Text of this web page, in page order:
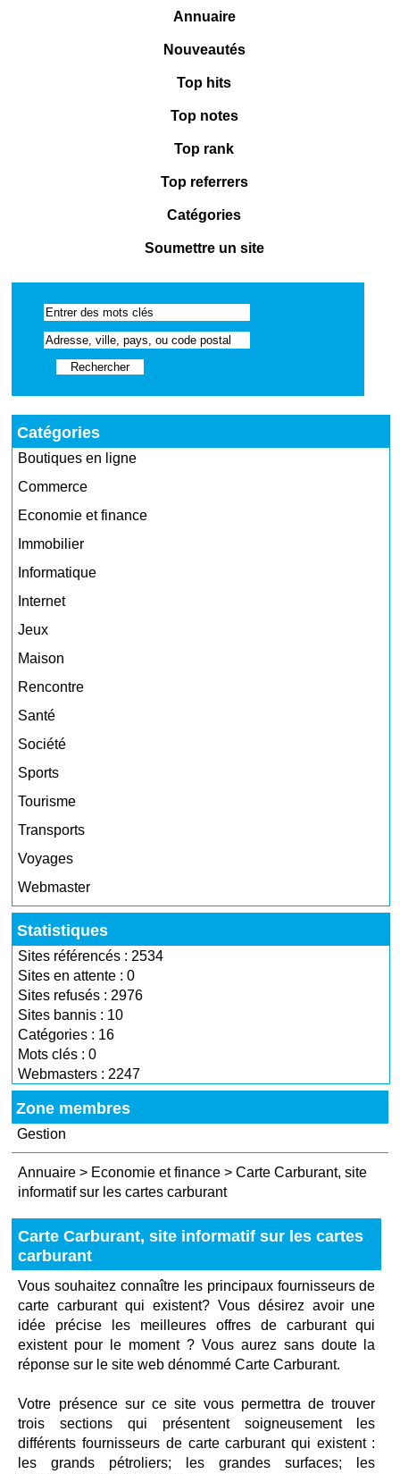
Annuaire
Nouveautés
Top hits
Top notes
Top rank
Top referrers
Catégories
Soumettre un site
Catégories
Boutiques en ligne
Commerce
Economie et finance
Immobilier
Informatique
Internet
Jeux
Maison
Rencontre
Santé
Société
Sports
Tourisme
Transports
Voyages
Webmaster
Statistiques
Sites référencés : 2534
Sites en attente : 0
Sites refusés : 2976
Sites bannis : 10
Catégories : 16
Mots clés : 0
Webmasters : 2247
Zone membres
Gestion
Annuaire > Economie et finance >Carte Carburant, site
informatif sur les cartes carburant
Carte Carburant, site informatif sur les cartes
carburant
Vous souhaitez connaître les principaux fournisseurs de
carte carburant qui existent? Vous désirez avoir une
idée précise les meilleures offres de carburant qui
existent pour le moment ? Vous aurez sans doute la
réponse sur le site web dénommé Carte Carburant.
Votre présence sur ce site vous permettra de trouver
trois sections qui présentent soigneusement les
différents fournisseurs de carte carburant qui existent :
les grands pétroliers; les grandes surfaces; les